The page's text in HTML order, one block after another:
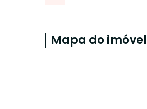
Mapa do imóvel